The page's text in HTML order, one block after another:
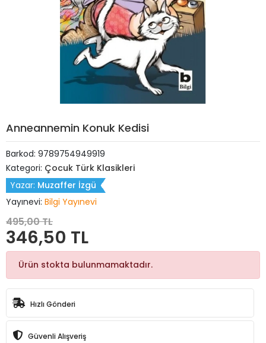
Anneannemin Konuk Kedisi
Barkod: 9789754949919
Kategori: Çocuk Türk Klasikleri
Yazar: Muzaffer İzgü
Yayınevi: Bilgi Yayınevi
495,00 TL
346,50 TL
Ürün stokta bulunmamaktadır.
Hızlı Gönderi
Güvenli Alışveriş